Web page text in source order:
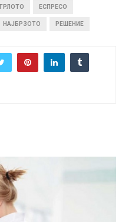
ГРЛОТО ЕСПРЕСО
НАЈБРЗОТО РЕШЕНИЕ